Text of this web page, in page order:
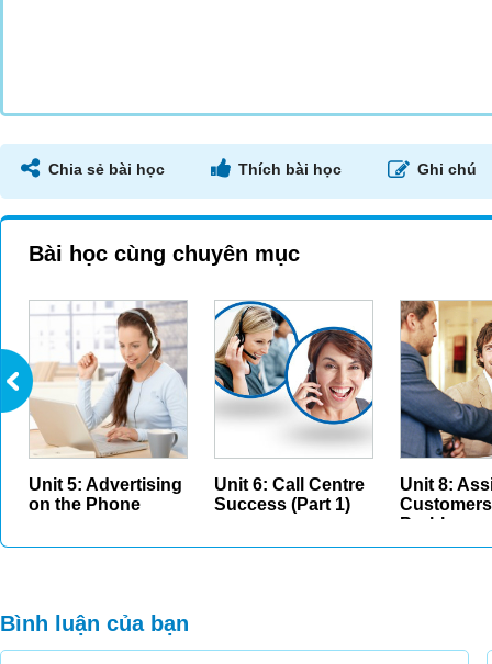
Chia sẻ bài học Thích bài học Ghi chú
Bài học cùng chuyên mục
Unit 5: Advertising
on the Phone
Unit 6: Call Centre
Success (Part 1)
Unit 8:
Probl...
Bình luận của bạn